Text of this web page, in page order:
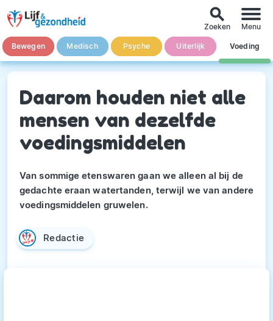
Bewegen Medisch Psyche Uiterlijk Voeding
search
Zoeken Menu
Daarom houden niet alle
mensen van dezelfde
voedingsmiddelen
Van sommige etenswaren gaan we alleen al bij de
gedachte eraan watertanden, terwijl we van andere
voedingsmiddelen gruwelen.
Redactie